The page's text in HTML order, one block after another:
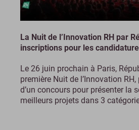
La Nuit de l’Innovation RH par
inscriptions pour les
Le 26 juin prochain à Paris,
première Nuit de l’Innovation
d’un concours pour présenter la
meilleurs projets dans 3